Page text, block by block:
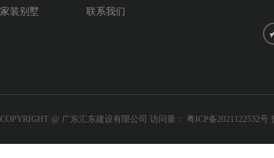
家装别墅
联系我们
COPYRIGHT @ 广东汇东建设有限公司 访问量： 粤ICP备2021122532号